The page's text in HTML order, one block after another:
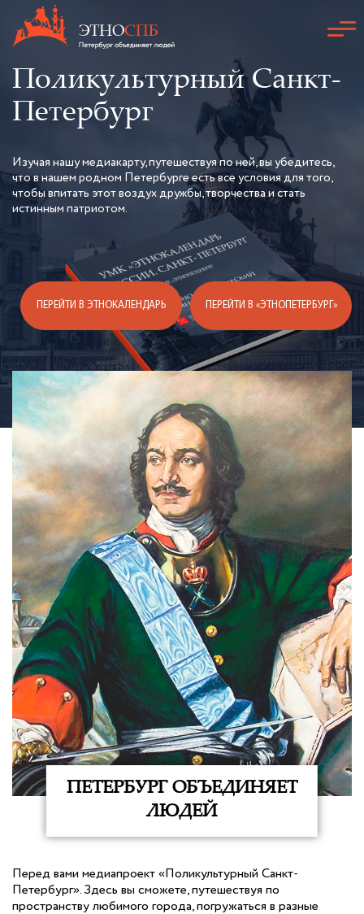
ПоликультурныйСанкт-
Петербург
Изучая нашу медиакарту, путешествуя по ней, вы убедитесь,
что в нашем родном Петербурге есть все условия для того,
чтобы впитать этот воздух дружбы, творчества и стать
истинным патриотом.
ПЕРЕЙТИ В ЭТНОКАЛЕНДАРЬ ПЕРЕЙТИ В «ЭТНОПЕТЕРБУРГ»
ПЕТЕРБУРГ ОБЪЕДИНЯЕТ
ЛЮДЕЙ
Перед вами медиапроект «Поликультурный Санкт-
Петербург». Здесь вы сможете, путешествуя по
пространству любимого города, погружаться в разные